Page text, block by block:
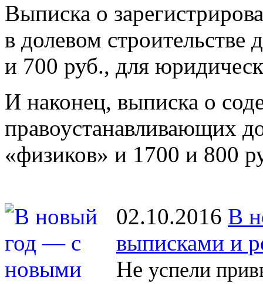
Выписка о
в долевом
и 700 руб., для
И наконец, выписка о
правоустанавливающих
«физиков» и 1700 и 800
02.10.2016 В
выписками и
Не успели